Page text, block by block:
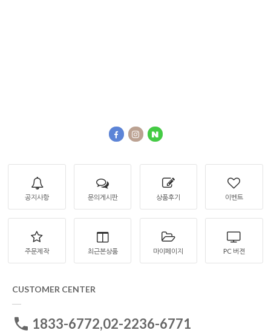
공지사항 문의게시판 상품후기 이벤트
주문제작 최근본상품 마이페이지 PC 버젼
CUSTOMER CENTER
1833-6772,02-2236-6771